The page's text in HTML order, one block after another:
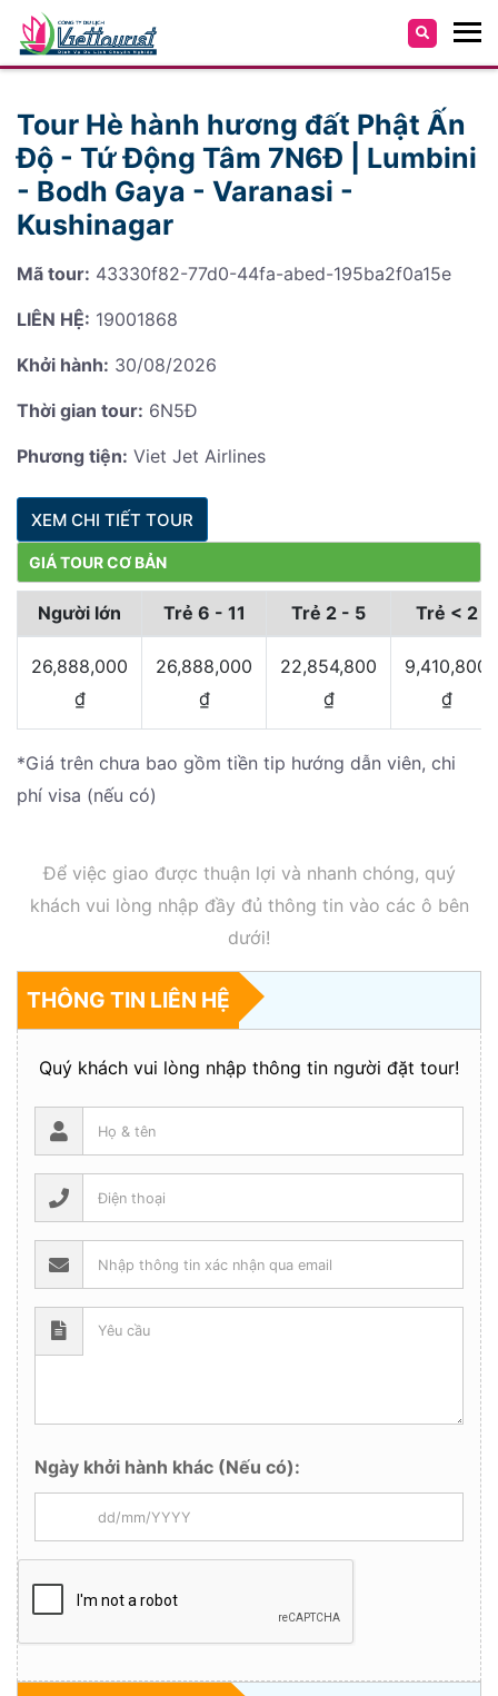
Tour Hè hành hương đất Phật Ấn
Độ - Tứ Động Tâm 7N6Đ | Lumbini
- Bodh Gaya - Varanasi -
Kushinagar
Mã tour: 43330f82-77d0-44fa-abed-195ba2f0a15e
LIÊN HỆ: 19001868
Khởi hành: 30/08/2026
Thời gian tour: 6N5Đ
Phương tiện: Viet Jet Airlines
XEM CHI TIẾT TOUR
GIÁ TOUR CƠ BẢN
Người lớn Trẻ 6 - 11 Trẻ 2 - 5 Trẻ < 2
26,888,000
₫
26,888,000
₫
22,854,800
₫
9,410,800
₫
*Giá trên chưa bao gồm tiền tip hướng dẫn viên, chi
phí visa (nếu có)
Để việc giao được thuận lợi và nhanh chóng, quý
khách vui lòng nhập đầy đủ thông tin vào các ô bên
dưới!
THÔNG TIN LIÊN HỆ
Quý khách vui lòng nhập thông tin người đặt tour!
Ngày khởi hành khác (Nếu có):